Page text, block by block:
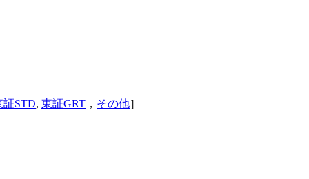
証STD, 東証GRT ， その他］